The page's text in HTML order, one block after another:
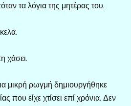
τα λόγια της μητέρας του.
χάσει.
μικρή ρωγμή δημιουργήθηκε
που είχε χτίσει επί χρόνια. Δεν